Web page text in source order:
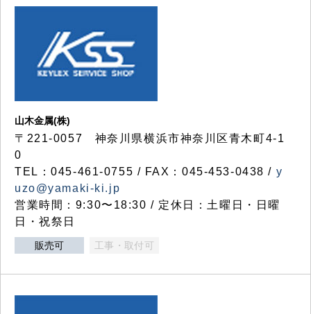
山木金属(株)
〒221-0057 神奈川県横浜市神奈川区青木町4-1
0
TEL：045-461-0755 / FAX：045-453-0438 / y
uzo@yamaki-ki.jp
営業時間：9:30〜18:30 / 定休日：土曜日・日曜
日・祝祭日
販売可 工事・取付可